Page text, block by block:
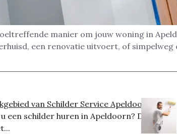
manier om jouw woning in
een renovatie uitvoert, of
van Schilder Service Apeldoorn
een schilder huren in Apeldoorn? Dit